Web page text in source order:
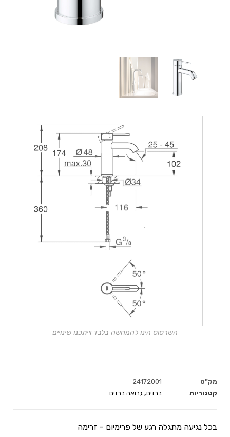
מק"ט
24172001
קטגוריות
ברזים, גרואה ברזים
בכל נגיעה מתגלה רגע של פרימיום – זרימה
השרטוט הינו להמחשה בלבד וייתכנו שינויים